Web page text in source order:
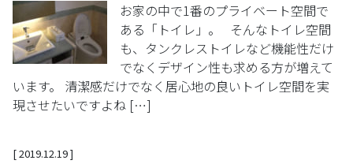
お家の中で1番のプライベート空間で
ある「トイレ」。 そんなトイレ空間
も、タンクレストイレなど機能性だけ
でなくデザイン性も求める方が増えて
います。 清潔感だけでなく居心地の良いトイレ空間を実
現させたいですよね […]
[2019.12.19]